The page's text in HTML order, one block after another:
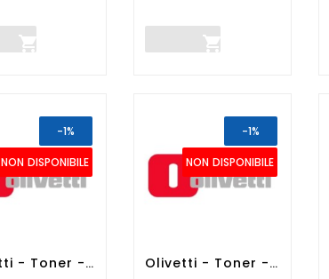
 
NON DISPONIBILE
-1%
Olivetti - Toner - Nero -...
NON DISPONIBILE
-1%
Olivetti - Toner - Nero -...